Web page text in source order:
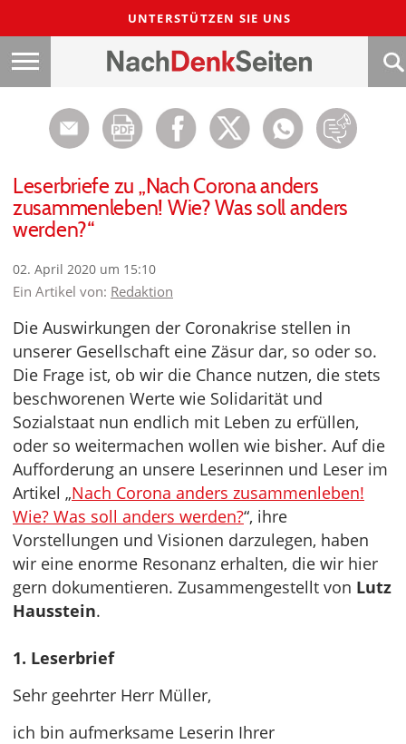
UNTERSTÜTZEN SIE UNS
Leserbriefe zu „Nach Corona anders
zusammenleben! Wie? Was soll anders
werden?“
02. April 2020 um 15:10
Ein Artikel von: Redaktion
Die Auswirkungen der Coronakrise stellen in
unserer Gesellschaft eine Zäsur dar, so oder so.
Die Frage ist, ob wir die Chance nutzen, die stets
beschworenen Werte wie Solidarität und
Sozialstaat nun endlich mit Leben zu erfüllen,
oder so weitermachen wollen wie bisher. Auf die
Aufforderung an unsere Leserinnen und Leser im
Artikel „Nach Corona anders zusammenleben!
Wie? Was soll anders werden?“, ihre
Vorstellungen und Visionen darzulegen, haben
wir eine enorme Resonanz erhalten, die wir hier
gern dokumentieren. Zusammengestellt von Lutz
Hausstein.
1. Leserbrief
Sehr geehrter Herr Müller,
ich bin aufmerksame Leserin Ihrer